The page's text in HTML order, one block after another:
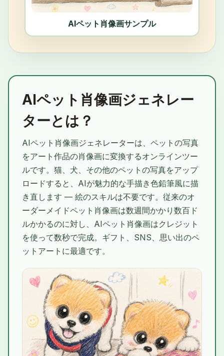
AIペット肖像画サンプル
AIペット肖像画ジェネレー
ターとは？
AIペット肖像画ジェネレーターは、ペットの写真
をアート作品の肖像画に変換するオンラインツー
ルです。猫、犬、その他のペットの写真をアップ
ロードすると、AIが魅力的な手描き色鉛筆風に描
き直します — 絵のスキルは不要です。従来のオ
ーダーメイドペット肖像画は数週間かかり数百ド
ルかかるのに対し、AIペット肖像画はクレジット
を使って数秒で完成。ギフト、SNS、思い出のペ
ットアートに最適です。